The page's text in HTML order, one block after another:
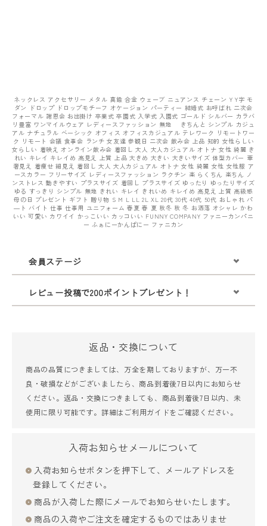
ネックレス アクセサリー メタル 真鍮 合金 ウェーブ ニュアンス チェーン Y Y字 モ
ダン ドロップ ドロップモチーフ オケージョン パーティー 結婚式 お呼ばれ 二次会
フォーマル 謝恩会 お出掛け 卒業式 卒園式 入学式 入園式 ゴールド シルバー カラバ
リ豊富 ワンマイルウェア レディースファッション 無地 きちんと シンプル カジュ
アル ナチュラル ベーシック オフィス オフィスカジュアル テレワーク リモートワー
ク リモート 会議 食事会 ランチ 女友達 参観日 二次会 飲み会 上品 知的 女性らしい
女らしい 着映え オンライン飲み会 着回し 大人 大人カジュアル オトナ 女性 綺麗 き
れい キレイ キレイめ 高見え 上質 上品 大きめ 大きい 大きいサイズ 体型カバー 華
奢見え 着痩せ 細見え 着回し 大人 大人カジュアル オトナ 女性 綺麗 女性 女性服 ア
ースカラー フリーサイズ レディースファッション ラクチン 楽 らくちん 楽ちん ノ
ンストレス 動きやすい プラスサイズ 着回し プラスサイズ ゆったり ゆったりサイズ
ゆる すっきり シンプル 無地 きれい キレイ きれいめ キレイめ 高見え 上質 高級感
母の日 プレゼント ギフト 贈り物 S M L LL 2L XL 20代 30代 40代 50代 おしゃれ パ
―ト バイト 仕事 仕事用 ユニフォーム 春夏 春 夏 秋冬 秋 冬 お洒落 オシャレ かわ
いい 可愛い カワイイ かっこいい カッコいい FUNNY COMPANY ファニーカンパニ
ー ふぁにーかんぱにー ファニカン
会員ステージ
レビュー投稿で200ポイントプレゼント！
返品・交換について
商品の品質につきましては、万全を期しておりますが、万一不
良・破損などがございましたら、商品到着後7日以内にお知らせ
ください。返品・交換につきましても、商品到着後7日以内、未
使用に限り可能です。詳細は ご利用ガイドをご確認ください。
入荷お知らせメールについて
入荷お知らせボタンを押下して、メールアドレスを
登録してください。
商品が入荷した際にメールでお知らせいたします。
商品の入荷やご注文を確定するものではありませ